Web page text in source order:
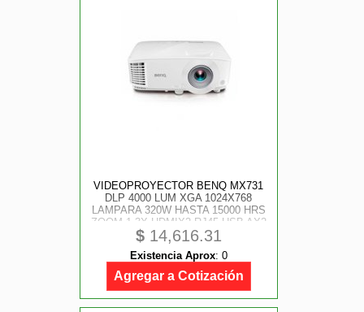
VIDEOPROYECTOR BENQ MX731
DLP 4000 LUM XGA 1024X768
LAMPARA 320W HASTA 15000 HRS
ZOOM 1.3X HDMIX2 RJ45 USB AX2
BOCINA 10W
$ 14,616.31
Existencia Aprox: 0
Agregar a Cotización